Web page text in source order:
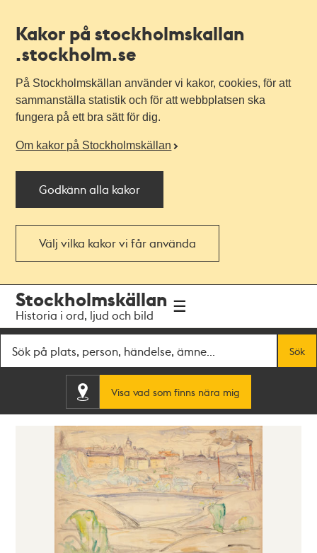
Kakor på stockholmskallan
.stockholm.se
På Stockholmskällan använder vi kakor, cookies, för att
sammanställa statistik och för att webbplatsen ska
fungera på ett bra sätt för dig.
Om kakor på Stockholmskällan
Godkänn alla kakor
Välj vilka kakor vi får använda
navigationen
huvudinnehållet
Stockholmskällan
Historia i ord, ljud och bild
Sök
Visa vad som finns nära mig